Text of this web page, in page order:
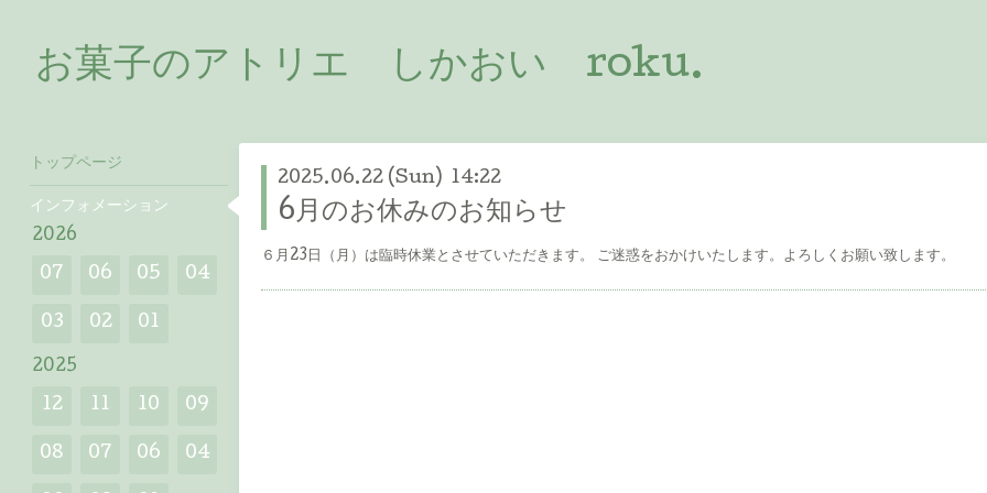
お菓子のアトリエ しかおい roku.
2025.06.22 (Sun) 14:22
6月のお休みのお知らせ
６月23日（月）は臨時休業とさせていただきます。 ご迷惑をおかけいたします。よろしくお願い致します。
トップページ
インフォメーション
2026
07 06 05 04
03 02 01
2025
12 11 10 09
08 07 06 04